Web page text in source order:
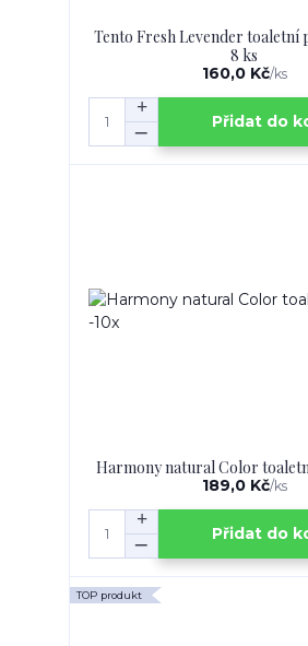
Tento Fresh Levender toaletní
8 ks
160,0 Kč/ks
Přidat do
Harmony natural Color
189,0 Kč/ks
Přidat do
TOP produkt